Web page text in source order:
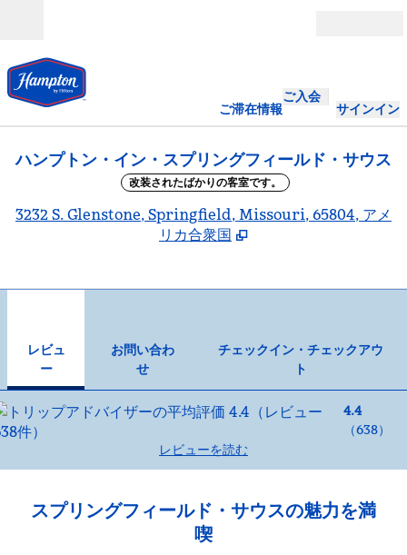
ご滞在情報
ご入会
サインイン
ハンプトン・イン・スプリングフィールド・サウス
改装されたばかりの客室です。
3232 S. Glenstone, Springfield, Missouri, 65804, アメ
リカ合衆国
レビュ
ー
お問い合わ
せ
お問い合わせ チェックイン・チェックアウ
ト
4.4
（638）
レビューを読む
スプリングフィールド・サウスの魅力を満
喫